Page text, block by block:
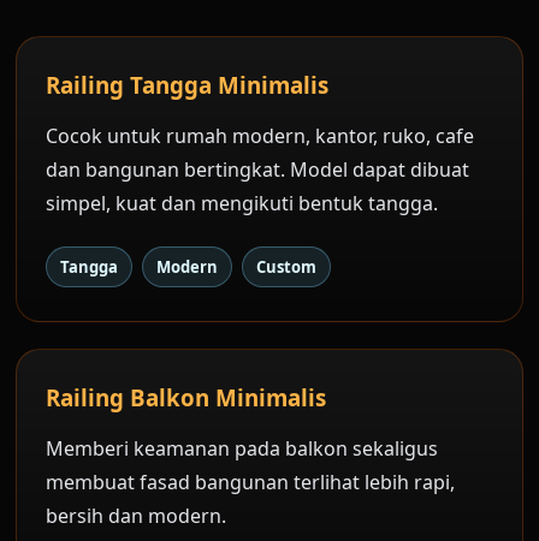
Railing Tangga Minimalis
Cocok untuk rumah modern, kantor, ruko, cafe
dan bangunan bertingkat. Model dapat dibuat
simpel, kuat dan mengikuti bentuk tangga.
Tangga Modern Custom
Railing Balkon Minimalis
Memberi keamanan pada balkon sekaligus
membuat fasad bangunan terlihat lebih rapi,
bersih dan modern.